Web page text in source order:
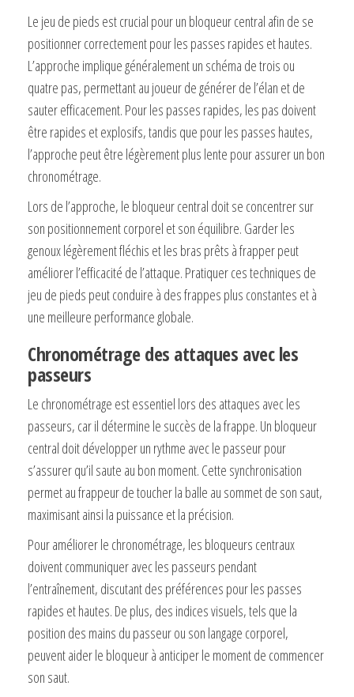
Le jeu de pieds est crucial pour un bloqueur central afin de se
positionner correctement pour les passes rapides et hautes.
L’approche implique généralement un schéma de trois ou
quatre pas, permettant au joueur de générer de l’élan et de
sauter efficacement. Pour les passes rapides, les pas doivent
être rapides et explosifs, tandis que pour les passes hautes,
l’approche peut être légèrement plus lente pour assurer un bon
chronométrage.
Lors de l’approche, le bloqueur central doit se concentrer sur
son positionnement corporel et son équilibre. Garder les
genoux légèrement fléchis et les bras prêts à frapper peut
améliorer l’efficacité de l’attaque. Pratiquer ces techniques de
jeu de pieds peut conduire à des frappes plus constantes et à
une meilleure performance globale.
Chronométrage des attaques avec les
passeurs
Le chronométrage est essentiel lors des attaques avec les
passeurs, car il détermine le succès de la frappe. Un bloqueur
central doit développer un rythme avec le passeur pour
s’assurer qu’il saute au bon moment. Cette synchronisation
permet au frappeur de toucher la balle au sommet de son saut,
maximisant ainsi la puissance et la précision.
Pour améliorer le chronométrage, les bloqueurs centraux
doivent communiquer avec les passeurs pendant
l’entraînement, discutant des préférences pour les passes
rapides et hautes. De plus, des indices visuels, tels que la
position des mains du passeur ou son langage corporel,
peuvent aider le bloqueur à anticiper le moment de commencer
son saut.